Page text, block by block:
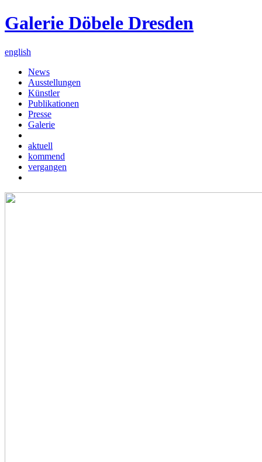
Galerie Döbele Dresden
english
News
Ausstellungen
Künstler
Publikationen
Presse
Galerie
aktuell
kommend
vergangen